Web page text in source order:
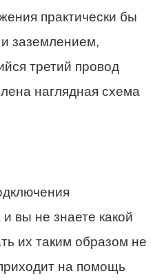
практически бы
заземлением,
третий провод
наглядная схема
вы не знаете какой
их таким образом не
на помощь